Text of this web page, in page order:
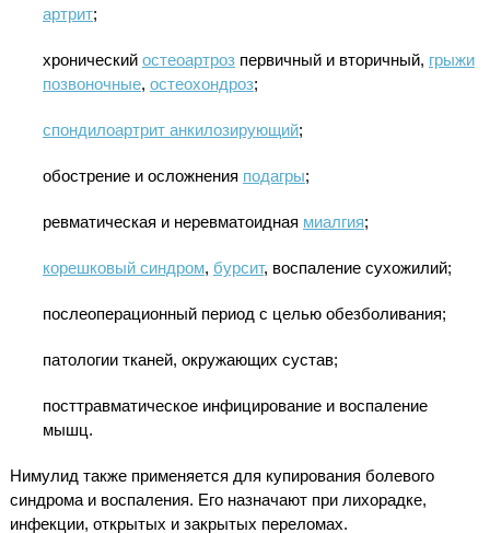
артрит;
хронический остеоартрозпервичный и вторичный, грыжи
позвоночные, остеохондроз;
спондилоартрит анкилозирующий;
обострение и осложнения подагры;
ревматическая и неревматоидная миалгия;
корешковый синдром, бурсит, воспаление сухожилий;
послеоперационный период с целью обезболивания;
патологии тканей, окружающих сустав;
посттравматическое инфицирование и воспаление
мышц.
Нимулид также применяется для купирования болевого
синдрома и воспаления. Его назначают при лихорадке,
инфекции, открытых и закрытых переломах.